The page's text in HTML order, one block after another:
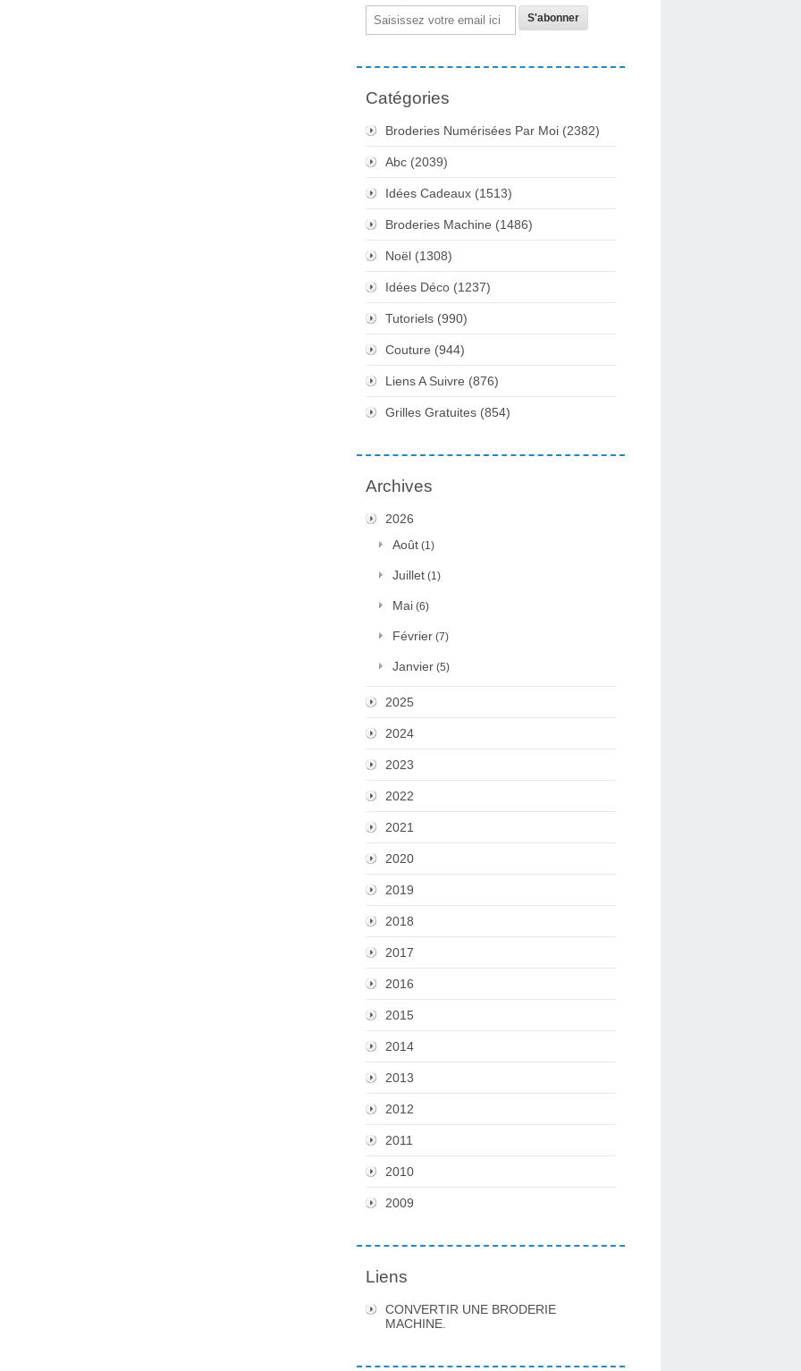
Email
Catégories
Broderies Numérisées Par Moi (2382)
Abc (2039)
Idées Cadeaux (1513)
Broderies Machine (1486)
Noël (1308)
Idées Déco (1237)
Tutoriels (990)
Couture (944)
Liens A Suivre (876)
Grilles Gratuites (854)
Archives
2026
Août (1)
Juillet (1)
Mai (6)
Février (7)
Janvier (5)
2025
2024
2023
2022
2021
2020
2019
2018
2017
2016
2015
2014
2013
2012
2011
2010
2009
Liens
CONVERTIR UNE BRODERIE
MACHINE.